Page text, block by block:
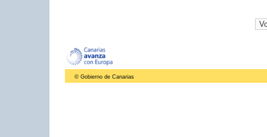
© Gobierno de Canarias